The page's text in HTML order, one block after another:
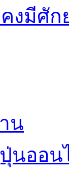
งมีศั
น
นออน